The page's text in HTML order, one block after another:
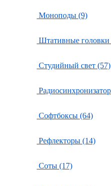
Моноподы (9)
Штативные головки
Студийный свет (57)
Софтбоксы (64)
Рефлекторы (14)
Соты (17)